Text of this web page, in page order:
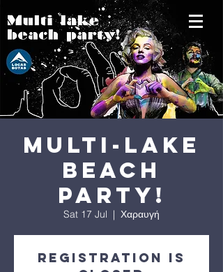
Multi-lake
beach
party!
Sat 17 Jul
  |
Χαραυγή
Registration is